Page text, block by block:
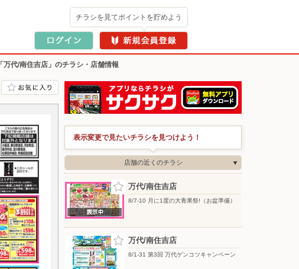
チラシを見てポイントを貯めよう
「万代/南住吉店」のチラシ・店舗情報
表示変更で見たいチラシを見つけよう！
店舗の近くのチラシ
万代/南住吉店
8/7-10 月に1度の大青果祭!（お盆準備）
万代/南住吉店
8/1-31 第3回 万代ゲンコツキャンペーン